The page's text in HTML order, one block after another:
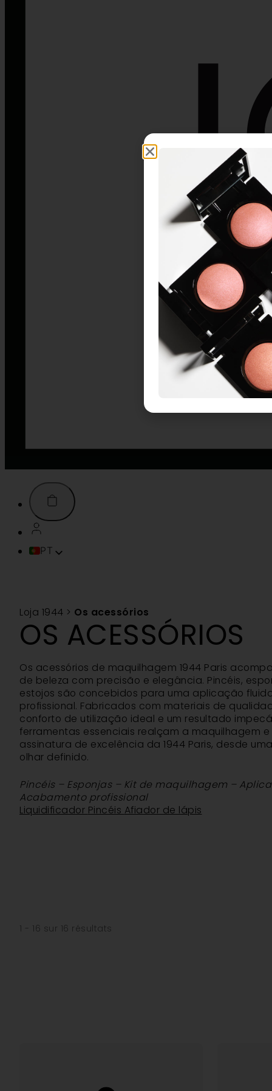
PT
ES
DE
TR
VI
SV
Loja 1944 > Os acessórios
OS ACESSÓRIOS
Os acessórios de maquilhagem 1944 Paris
de beleza com precisão e elegância. Pincéis,
estojos são concebidos para uma aplicação
profissional. Fabricados com materiais de
conforto de utilização ideal e um resultado
ferramentas essenciais realçam a maquilhagem
assinatura de excelência da 1944 Paris, desde
olhar definido.
Pincéis – Esponjas – Kit de maquilhagem –
Acabamento profissional
Liquidificador Pincéis Afiador de lápis
1 - 16 sur 16 résultats